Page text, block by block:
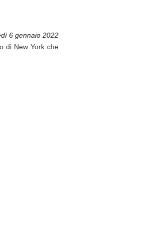
6 gennaio 2022
di New York che